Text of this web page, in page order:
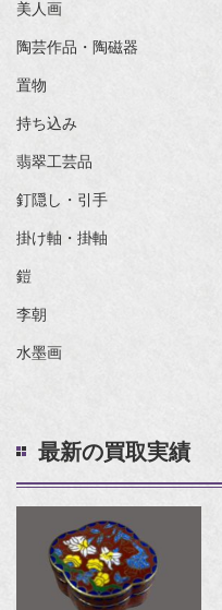
美人画
陶芸作品・陶磁器
置物
持ち込み
翡翠工芸品
釘隠し・引手
掛け軸・掛軸
鎧
李朝
水墨画
最新の買取実績